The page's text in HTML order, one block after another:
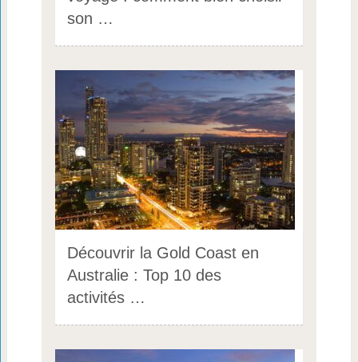
son …
Découvrir la Gold Coast en
Australie : Top 10 des
activités …